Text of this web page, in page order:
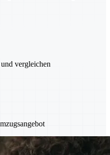
vergleichen